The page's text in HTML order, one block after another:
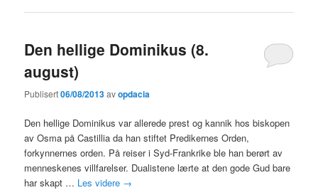
Den hellige Dominikus (8.
august)
Publisert06/08/2013avopdacia
Den hellige Dominikus var allerede prest og kannik hos biskopen
av Osma på Castillia da han stiftet Predikernes Orden,
forkynnernes orden. På reiser i Syd-Frankrike ble han berørt av
menneskenes villfarelser. Dualistene lærte at den gode Gud bare
har skapt … Les videre →